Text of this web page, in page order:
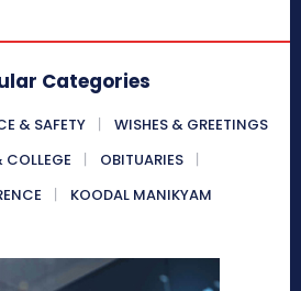
Categories
& SAFETY
WISHES & GREETINGS
OBITUARIES
KOODAL MANIKYAM